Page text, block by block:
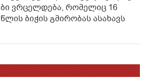
ბი ვრცელდება, რომელიც 16
წლის ბიჭის გმირობას ასახავს